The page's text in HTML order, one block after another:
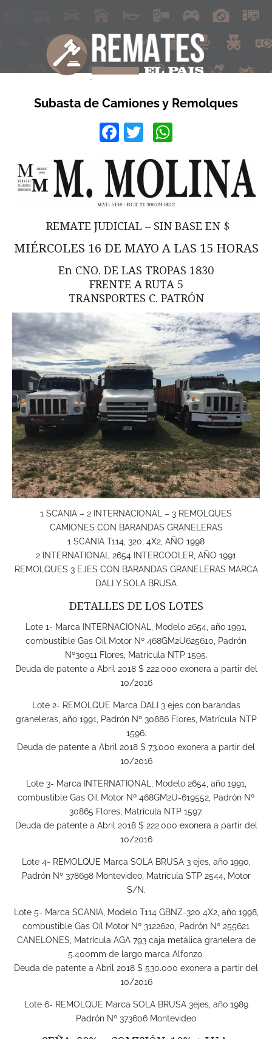
Subasta de Camiones y Remolques
Facebook
Twitter
REMATE JUDICIAL – SIN BASE EN $
MIÉRCOLES 16 DE MAYO A LAS 15 HORAS
En CNO. DE LAS TROPAS 1830
FRENTE A RUTA 5
TRANSPORTES C. PATRÓN
1 SCANIA – 2 INTERNACIONAL – 3 REMOLQUES
CAMIONES CON BARANDAS GRANELERAS
1 SCANIA T114, 320, 4X2, AÑO 1998
2 INTERNATIONAL 2654 INTERCOOLER, AÑO 1991
REMOLQUES 3 EJES CON BARANDAS GRANELERAS MARCA
DALI Y SOLA BRUSA
DETALLES DE LOS LOTES
Lote 1- Marca INTERNACIONAL, Modelo 2654, año 1991,
combustible Gas Oil Motor Nº 468GM2U625610, Padrón
Nº30911 Flores, Matrícula NTP 1595.
Deuda de patente a Abril 2018 $ 222.000 exonera a partir del
10/2016
Lote 2- REMOLQUE Marca DALI 3 ejes con barandas
graneleras, año 1991, Padrón Nº 30886 Flores, Matrícula NTP
1596.
Deuda de patente a Abril 2018 $ 73.000 exonera a partir del
10/2016
Lote 3- Marca INTERNATIONAL, Modelo 2654, año 1991,
combustible Gas Oil Motor Nº 468GM2U-619552, Padrón Nº
30865 Flores, Matrícula NTP 1597.
Deuda de patente a Abril 2018 $ 222.000 exonera a partir del
10/2016
Lote 4- REMOLQUE Marca SOLA BRUSA 3 ejes, año 1990,
Padrón Nº 378698 Montevideo, Matrícula STP 2544, Motor
S/N.
Lote 5- Marca SCANIA, Modelo T114 GBNZ-320 4X2, año 1998,
combustible Gas Oíl Motor Nº 3122620, Padrón Nº 255621
CANELONES, Matrícula AGA 793 caja metálica granelera de
5.400mm de largo marca Alfonzo.
Deuda de patente a Abril 2018 $ 530.000 exonera a partir del
10/2016
Lote 6- REMOLQUE Marca SOLA BRUSA 3ejes, año 1989
Padrón Nº 373606 Montevideo